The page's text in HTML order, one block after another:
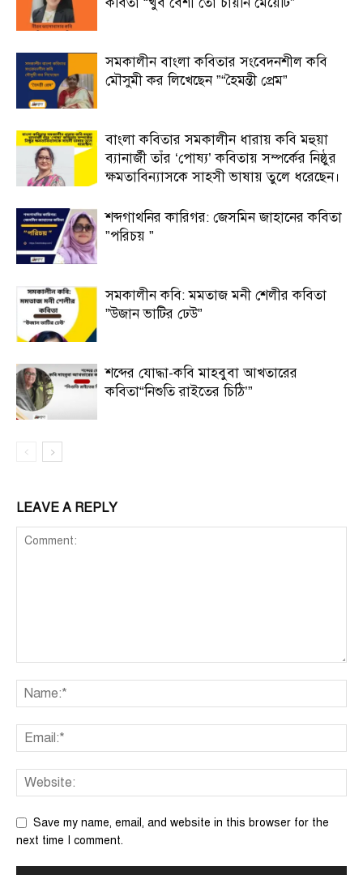
সমকালীন বাংলা কবিতার সংবেদনশীল কবি
মৌসুমী কর লিখেছেন ”“হৈমন্তী প্রেম”
বাংলা কবিতার সমকালীন ধারায় কবি মহুয়া
ব্যানার্জী তাঁর ‘পোষ্য’ কবিতায় সম্পর্কের নিষ্ঠুর
ক্ষমতাবিন্যাসকে সাহসী ভাষায় তুলে ধরেছেন।
শব্দগাথনির কারিগর: জেসমিন জাহানের কবিতা
”পরিচয় ”
সমকালীন কবি: মমতাজ মনী শেলীর কবিতা
”উজান ভাটির ঢেউ”
শব্দের যোদ্ধা-কবি মাহবুবা আখতারের
কবিতা“নিশুতি রাইতের চিঠি’”
LEAVE A REPLY
Save my name, email, and website in this browser for the
next time I comment.